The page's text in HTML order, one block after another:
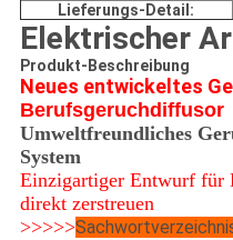
Lieferungs-Detail:
Elektrischer
Produkt-Beschreibung
Neues entwickeltes
Berufsgeruchdiffusor
Umweltfreundliches
System
Einzigartiger Entwurf für
direkt zerstreuen
>>>>>